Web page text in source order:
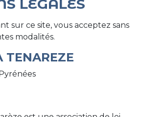
LÉGALES
sur ce site, vous acceptez sans
modalités.
TENAREZE